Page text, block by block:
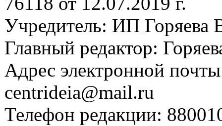
Учредитель: ИП Горяева
Главный редактор:
Адрес электронной
centrideia@mail.ru
Телефон редакции: